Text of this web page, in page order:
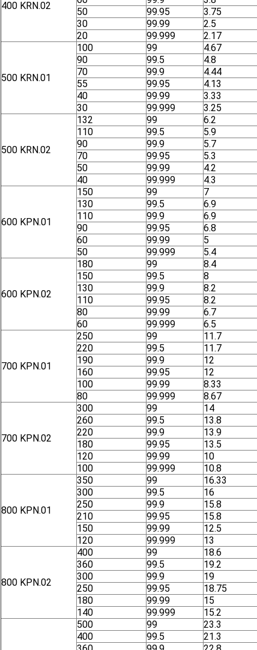
400 KRN.02
50
99.95
3.75
30
99.99
2.5
20
99.999 2.17
500 KRN.01
100 99 4.67
90 99.5
4.8
70
99.9
4.44
55
99.95
4.13
40
99.99
3.33
30
99.999 3.25
500 KRN.02
132 99 6.2
110 99.5
5.9
90
99.9
5.7
70
99.95
5.3
50
99.99
4.2
40
99.999 4.3
600 ΚΡΝ.01
150 99 7
130 99.5
6.9
110
99.9
6.9
90
99.95
6.8
60
99.99
5
50
99.999 5.4
600 ΚΡΝ.02
180 99 8.4
150 99.5
8
130
99.9
8.2
110
99.95
8.2
80
99.99
6.7
60
99.999 6.5
700 ΚΡΝ.01
250 99 11.7
220 99.5
11.7
190
99.9
12
160
99.95
12
100
99.99
8.33
80
99.999 8.67
700 ΚΡΝ.02
300 99 14
260 99.5
13.8
220
99.9
13.9
180
99.95
13.5
120
99.99
10
100
99.999 10.8
800 ΚΡΝ.01
350 99 16.33
300 99.5
16
250
99.9
15.8
210
99.95
15.8
150
99.99
12.5
120
99.999 13
800 ΚΡΝ.02
400 99 18.6
360 99.5
19.2
300
99.9
19
250
99.95
18.75
180
99.99
15
140
99.999 15.2
500 99 23.3
400 99.5
21.3